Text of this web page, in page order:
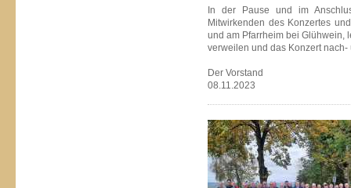
In der Pause und im
Mitwirkenden des Konzertes
und am Pfarrheim bei Glühwein,
verweilen und das Konzert
Der Vorstand
08.11.2023